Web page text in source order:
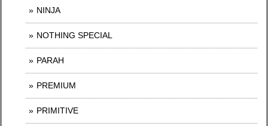
NINJA
NOTHING SPECIAL
PARAH
PREMIUM
PRIMITIVE